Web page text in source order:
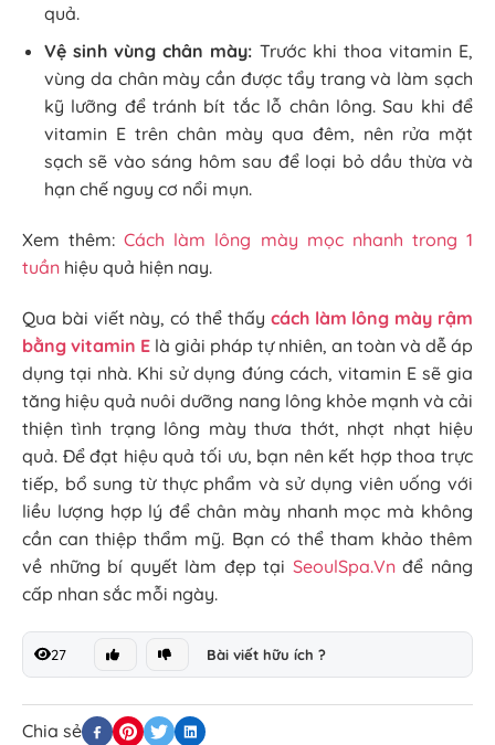
quả.
Vệ sinh vùng chân mày: Trước khi thoa vitamin E,
vùng da chân mày cần được tẩy trang và làm sạch
kỹ lưỡng để tránh bít tắc lỗ chân lông. Sau khi để
vitamin E trên chân mày qua đêm, nên rửa mặt
sạch sẽ vào sáng hôm sau để loại bỏ dầu thừa và
hạn chế nguy cơ nổi mụn.
Xem thêm:Cách làm lông mày mọc nhanh trong 1
tuần hiệu quả hiện nay.
Qua bài viết này, có thể thấy cách làm lông mày rậm
bằng vitamin E là giải pháp tự nhiên, an toàn và dễ áp
dụng tại nhà. Khi sử dụng đúng cách, vitamin E sẽ gia
tăng hiệu quả nuôi dưỡng nang lông khỏe mạnh và cải
thiện tình trạng lông mày thưa thớt, nhợt nhạt hiệu
quả. Để đạt hiệu quả tối ưu, bạn nên kết hợp thoa trực
tiếp, bổ sung từ thực phẩm và sử dụng viên uống với
liều lượng hợp lý để chân mày nhanh mọc mà không
cần can thiệp thẩm mỹ. Bạn có thể tham khảo thêm
về những bí quyết làm đẹp tại SeoulSpa.Vnđể nâng
cấp nhan sắc mỗi ngày.
27 Bài viết hữu ích ?
Chia sẻ